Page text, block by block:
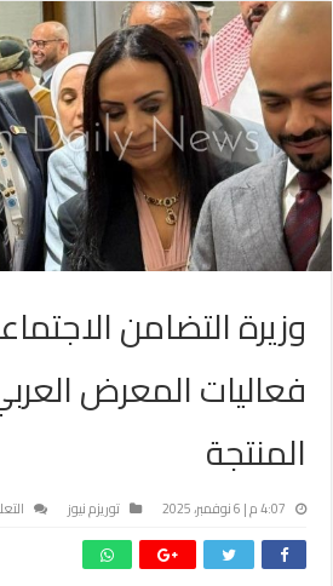
وزيرة التضامن
فعاليات المعرض
المنتجة
4:07 م | 6 نوفمبر، 2025 توريزم نيوز